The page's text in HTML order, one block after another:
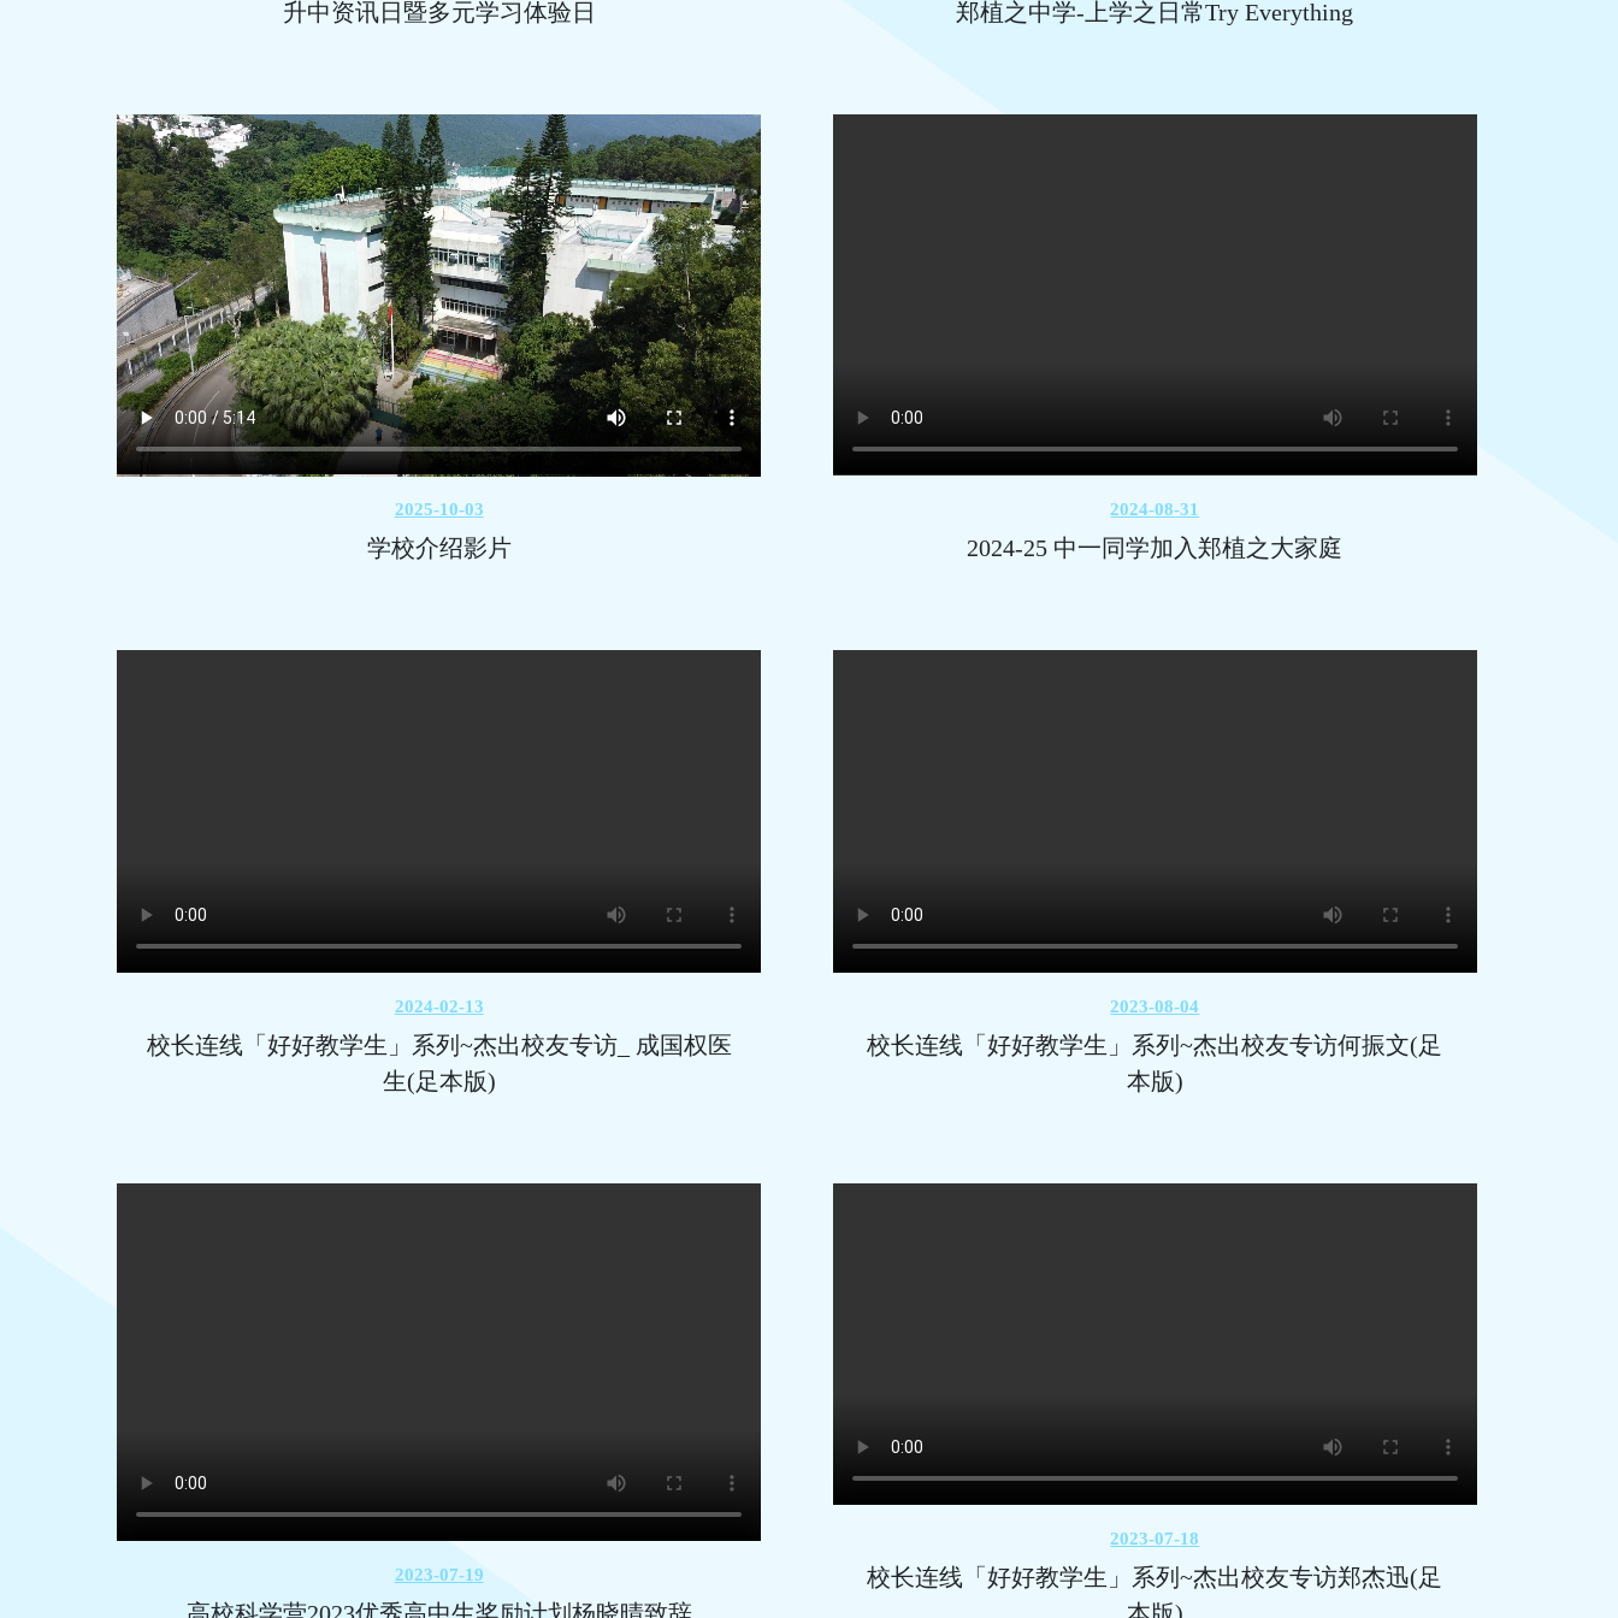
升中资讯日暨多元学习体验日 郑植之中学-上学之日常Try Everything
2025-10-03
学校介绍影片
2024-08-31
2024-25 中一同学加入郑植之大家庭
2024-02-13
校长连线「好好教学生」系列~杰出校友专访_ 成国权医
生(足本版)
2023-08-04
校长连线「好好教学生」系列~杰出校友专访何振文(足
本版)
2023-07-19
2023-07-18
校长连线「好好教学生」系列~杰出校友专访郑杰迅(足